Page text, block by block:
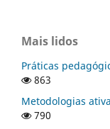
Mais lidos
Práticas
863
Metodologias
790